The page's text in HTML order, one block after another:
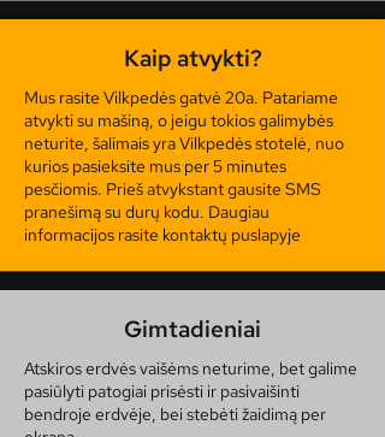
Kaip atvykti?
Mus rasite Vilkpedės gatvė 20a. Patariame
atvykti su mašiną, o jeigu tokios galimybės
neturite, šalimais yra Vilkpedės stotelė, nuo
kurios pasieksite mus per 5 minutes
pesčiomis. Prieš atvykstant gausite SMS
pranešimą su durų kodu. Daugiau
informacijos rasite kontaktų puslapyje
Gimtadieniai
Atskiros erdvės vaišėms neturime, bet galime
pasiūlyti patogiai prisėsti ir pasivaišinti
bendroje erdvėje, bei stebėti žaidimą per